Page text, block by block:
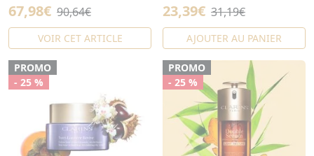
67,98€ 90,64€
VOIR CET ARTICLE
23,39€ 31,19€
AJOUTER AU PANIER
PROMO
- 25 %
PROMO
- 25 %